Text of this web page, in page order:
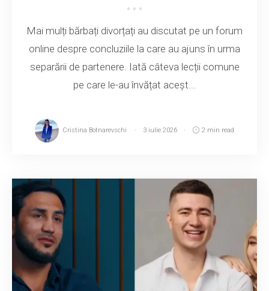
Mai mulți bărbați divorțați au discutat pe un forum
online despre concluziile la care au ajuns în urma
separării de partenere. Iată câteva lecții comune
pe care le-au învățat aceșt...
Cristina Botnarevschi 3 iulie 2026 2 min read